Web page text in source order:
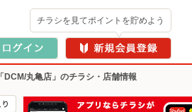
チラシを見てポイントを貯めよう
「DCM/丸亀店」のチラシ・店舗情報